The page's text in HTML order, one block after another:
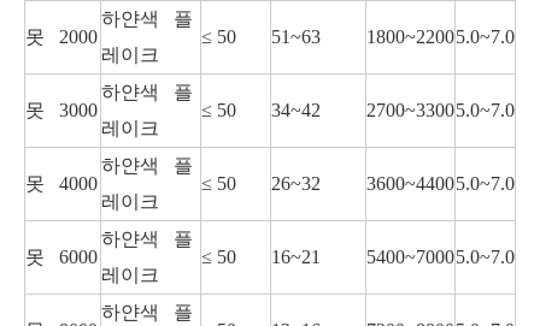
못 2000
하얀색 플
레이크
≤ 50 51~63 1800~22005.0~7.0
못 3000
하얀색 플
레이크
≤ 50 34~42 2700~33005.0~7.0
못 4000
하얀색 플
레이크
≤ 50 26~32 3600~44005.0~7.0
못 6000
하얀색 플
레이크
≤ 50 16~21 5400~70005.0~7.0
하얀색 플